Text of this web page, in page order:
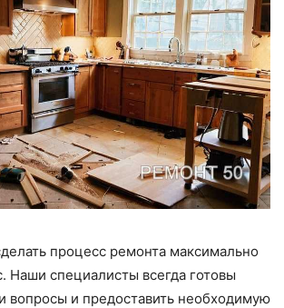
процесс ремонта максимально
Наши специалисты всегда готовы
вопросы и предоставить необходимую